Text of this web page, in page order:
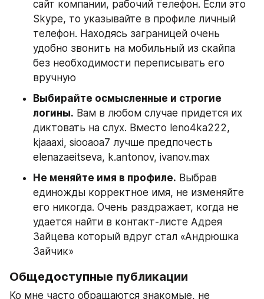
сайт компании, рабочий телефон. Если это
Skype, то указывайте в профиле личный
телефон. Находясь заграницей очень
удобно звонить на мобильный из скайпа
без необходимости переписывать его
вручную
Выбирайте осмысленные и строгие
логины. Вам в любом случае придется их
диктовать на слух. Вместо leno4ka222,
kjaaaxi, siooaoa7 лучше предпочесть
elenazaeitseva, k.antonov, ivanov.max
Не меняйте имя в профиле. Выбрав
единожды корректное имя, не изменяйте
его никогда. Очень раздражает, когда не
удается найти в контакт-листе Адрея
Зайцева который вдруг стал «Андрюшка
Зайчик»
Общедоступные публикации
Ко мне часто обращаются знакомые, не